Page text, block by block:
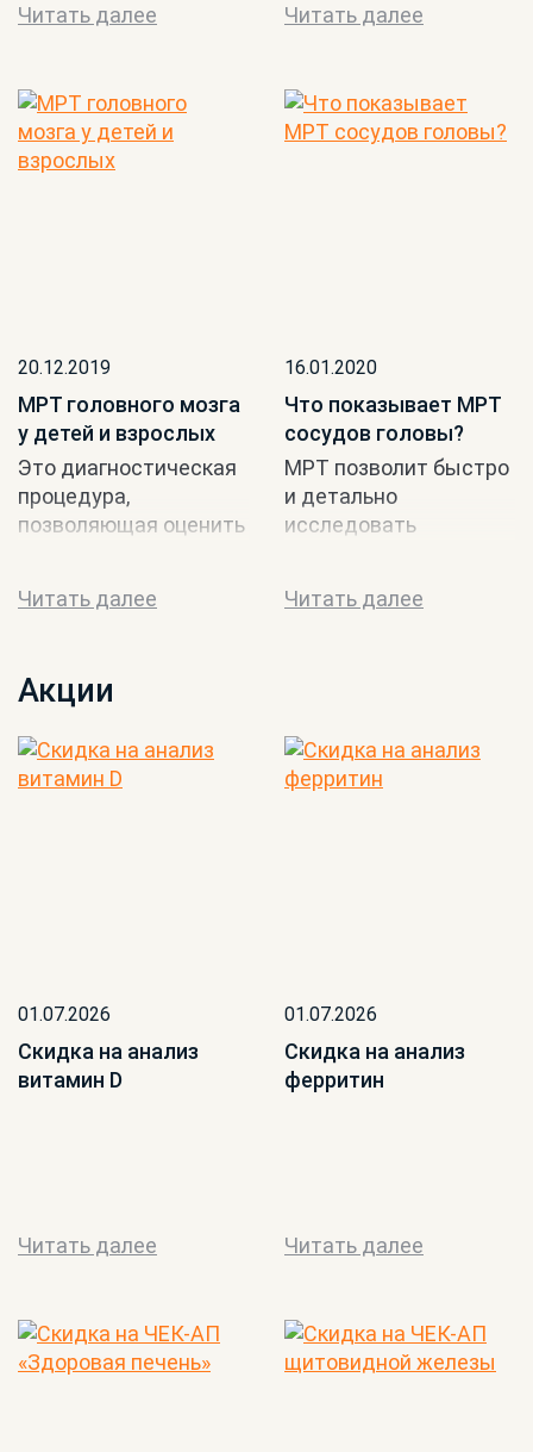
Опыт работы 13 лет В
Читать далее
конференция
Читать далее
20.12.2019
МРТ головного мозга
у детей и взрослых
Это диагностическая
процедура,
позволяющая оценить
всевозможные
Читать далее
16.01.2020
Что показывает МРТ
сосудов головы?
МРТ позволит быстро
и детально
исследовать
локализации. Такой
Читать далее
Акции
01.07.2026
Скидка на анализ
витамин D
Читать далее
01.07.2026
Скидка на анализ
ферритин
Читать далее